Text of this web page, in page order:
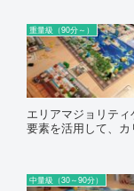
重量級（90分～）
エリアマジョリテ
要素を活用して、カ
中量級（30～90分）